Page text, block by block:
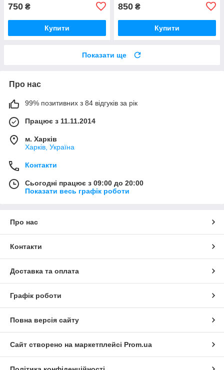
750 ₴
Купити
850 ₴
Купити
Показати ще
Про нас
99% позитивних з 84 відгуків за рік
Працює з 11.11.2014
м. Харків
Харків, Україна
Контакти
Сьогодні працює з 09:00 до 20:00
Показати весь графік роботи
Про нас
Контакти
Доставка та оплата
Графік роботи
Повна версія сайту
Сайт створено на маркетплейсі Prom.ua